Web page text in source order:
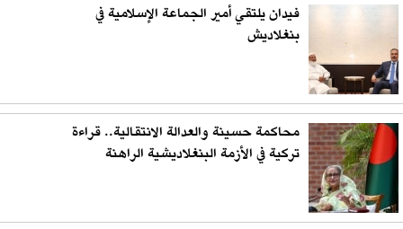
فيدان يلتقي أمير الجماعة الإسلامية في
بنغلاديش
محاكمة حسينة والعدالة الانتقالية.. قراءة
تركية في الأزمة البنغلاديشية الراهنة